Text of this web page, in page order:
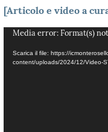
[Articolo e video a
Video
Player
Media error: Format(s)
Scarica il file: https://
content/uploads/2024/12/Video-